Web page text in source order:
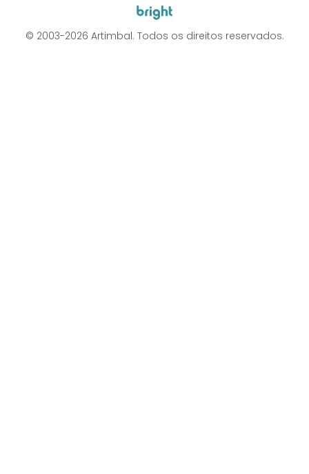
© 2003-2026 Artimbal. Todos os direitos reservados.